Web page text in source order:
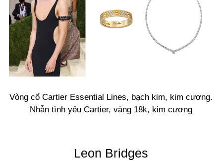
Vòng cổ Cartier Essential Lines, bạch kim, kim cương.
Nhẫn tình yêu Cartier, vàng 18k, kim cương
Leon Bridges